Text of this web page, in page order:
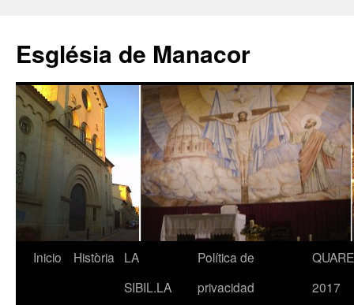
contenido
Església de Manacor
Inicio Història
LA
SIBIL.LA
Política de
privacidad
2017